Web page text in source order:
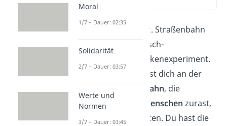
Das Trolley Problem (dt. Straßenbahn
Problem) ist ein moralisch-
philosophisches Gedankenexperiment.
Stell dir vor, du befindest dich an der
Weiche einer Straßenbahn, die
ungebremst auf
fünf Menschen zurast,
die auf dem Gleis arbeiten. Du hast die
Moral
1/7 – Dauer: 02:35
Solidarität
2/7 – Dauer: 03:57
Werte und
Normen
3/7 – Dauer: 03:45